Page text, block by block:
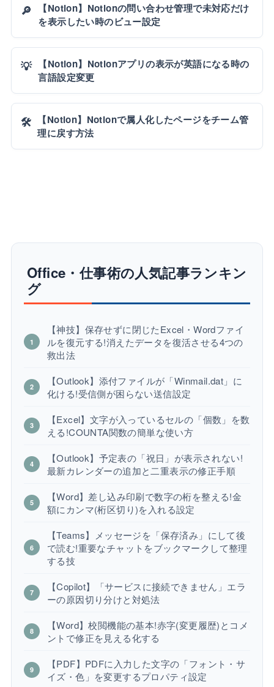
🔎
【Notion】Notionの問い合わせ管理で未対応だけ
を表示したい時のビュー設定
💡
【Notion】Notionアプリの表示が英語になる時の
言語設定変更
🛠️
【Notion】Notionで属人化したページをチーム管
理に戻す方法
Office・仕事術の人気記事ランキン
グ
【神技】保存せずに閉じたExcel・Wordファイ
ルを復元する!消えたデータを復活させる4つの
救出法
【Outlook】添付ファイルが「Winmail.dat」に
化ける!受信側が困らない送信設定
【Excel】文字が入っているセルの「個数」を数
える!COUNTA関数の簡単な使い方
【Outlook】予定表の「祝日」が表示されない!
最新カレンダーの追加と二重表示の修正手順
【Word】差し込み印刷で数字の桁を整える!金
額にカンマ(桁区切り)を入れる設定
【Teams】メッセージを「保存済み」にして後
で読む!重要なチャットをブックマークして整理
する技
【Copilot】「サービスに接続できません」エラ
ーの原因切り分けと対処法
【Word】校閲機能の基本!赤字(変更履歴)とコメ
ントで修正を見える化する
【PDF】PDFに入力した文字の「フォント・サ
イズ・色」を変更するプロパティ設定